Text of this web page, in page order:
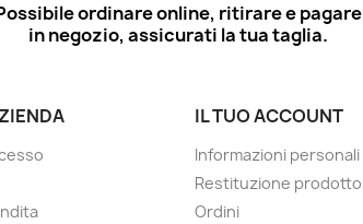
ordinare online, ritirare e pagare
in negozio, assicurati la tua taglia.
IL TUO ACCOUNT
Informazioni personali
Restituzione prodotto
Ordini